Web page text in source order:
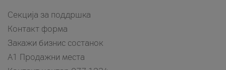
Секција за поддршка
Контакт форма
Закажи бизнис состанок
A1 Продажни места